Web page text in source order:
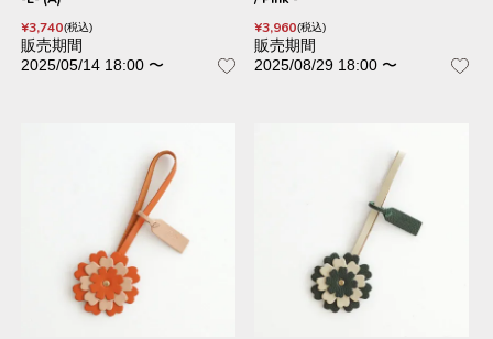
¥3,740 税込
販売期間
2025/05/14 18:00 〜
¥3,960 税込
販売期間
2025/08/29 18:00 〜